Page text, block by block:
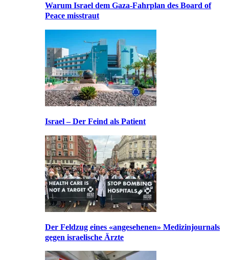
Warum Israel dem Gaza-Fahrplan des Board of
Peace misstraut
Israel – Der Feind als Patient
Der Feldzug eines «angesehenen» Medizinjournals
gegen israelische Ärzte